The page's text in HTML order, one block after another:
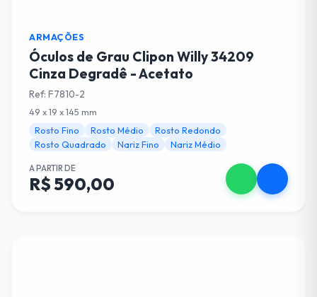
ARMAÇÕES
Óculos de Grau Clipon Willy 34209
Cinza Degradê - Acetato
Ref: F7810-2
49 x 19 x 145 mm
Rosto Fino
Rosto Médio
Rosto Redondo
Rosto Quadrado
Nariz Fino Nariz Médio
A PARTIR DE
R$ 590,00